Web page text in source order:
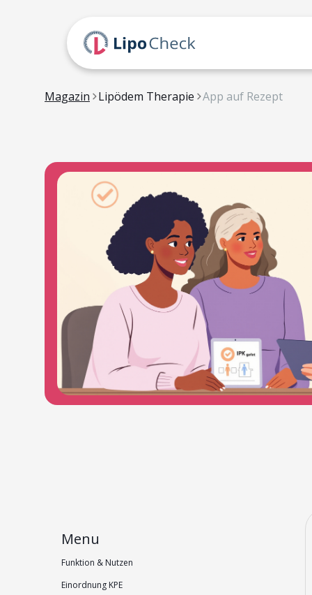
Magazin Lipödem Therapie App auf Rezept
Menu
Funktion & Nutzen
Einordnung KPE